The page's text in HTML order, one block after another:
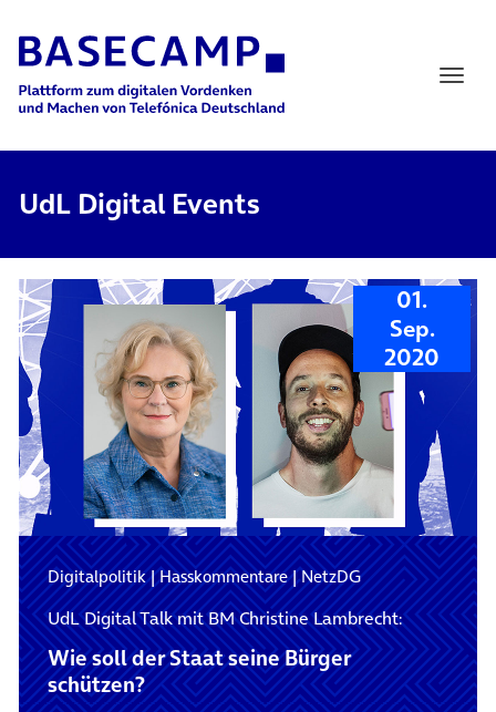
Main Navigation
UdL Digital Events
01.
Sep.
2020
Digitalpolitik|Hasskommentare|NetzDG
UdL Digital Talk mit BM Christine Lambrecht:
Wie soll der Staat seine Bürger
schützen?